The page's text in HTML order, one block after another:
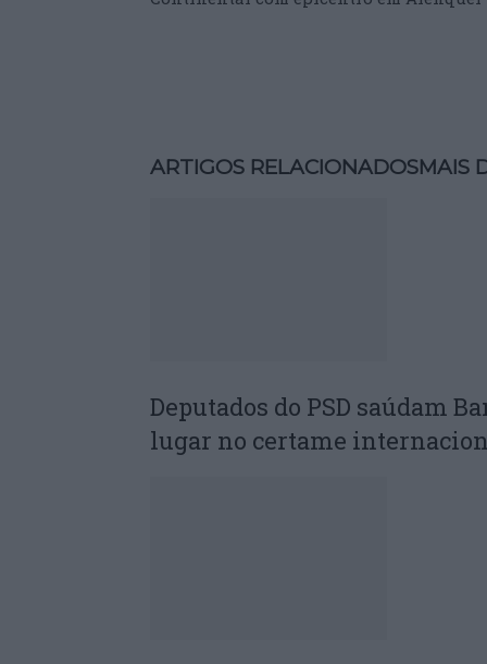
ARTIGOS RELACIONADOSMAIS
Deputados do PSD saúdam
lugar no certame